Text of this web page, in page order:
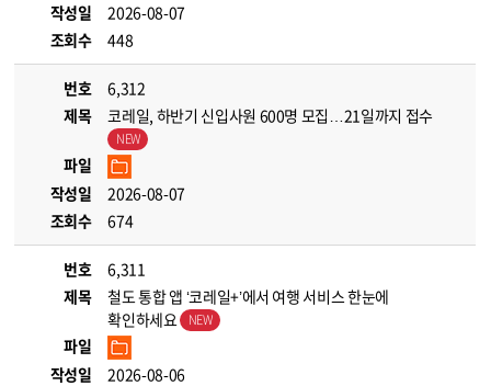
작성일
2026-08-07
조회수
448
번호
6,312
제목
코레일, 하반기 신입사원 600명 모집…21일까지 접수
파일
작성일
2026-08-07
조회수
674
번호
6,311
제목
철도 통합 앱 ‘코레일+’에서 여행 서비스 한눈에
확인하세요
파일
작성일
2026-08-06